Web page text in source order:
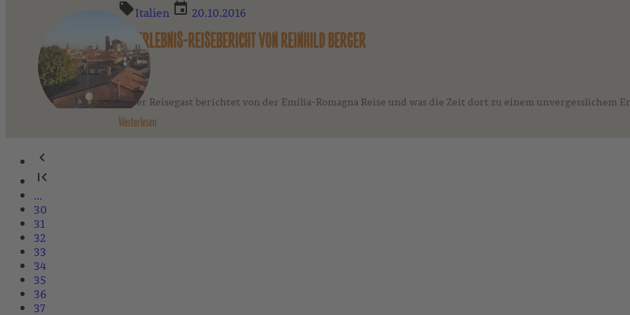
Italien 20.10.2016
EIN ERLEBNIS-REISEBERICHT VON REINHILD BERGER
Unser Reisegast berichtet von der Emilia-Romagna Reise und was die Zeit dort zu einem unvergesslichem
Weiterlesen
…
30
31
32
33
34
35
36
37